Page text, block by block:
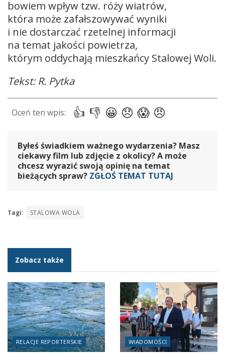
bowiem wpływ tzw. róży wiatrów,
która może zafałszowywać wyniki
i nie dostarczać rzetelnej informacji
na temat jakości powietrza,
którym oddychają mieszkańcy Stalowej Woli.
Tekst: R. Pytka
Byłeś świadkiem ważnego wydarzenia? Masz
ciekawy film lub zdjęcie z okolicy? A może
chcesz wyrazić swoją opinię na temat
bieżących spraw? ZGŁOŚ TEMAT TUTAJ
Tagi: STALOWA WOLA
Zobacz także
RELACJE REPORTERSKIE WIADOMOŚCI